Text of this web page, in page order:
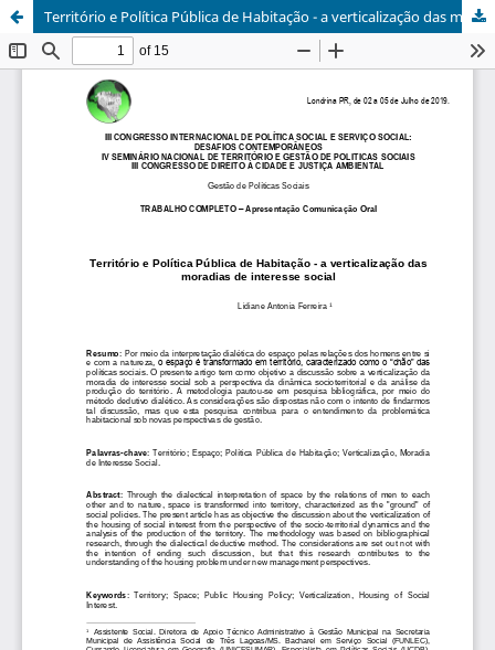
Território e Política Pública de Habitação - a verticalização das moradias de interesse social